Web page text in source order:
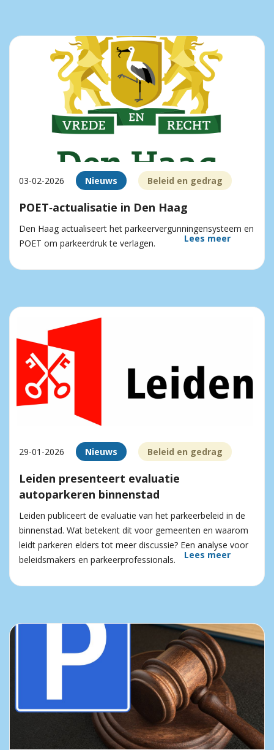
03-02-2026 Nieuws Beleid en gedrag
POET‑actualisatie in Den Haag
Den Haag actualiseert het parkeervergunningensysteem en
POET om parkeerdruk te verlagen.
Lees meer
29-01-2026 Nieuws Beleid en gedrag
Leiden presenteert evaluatie
autoparkeren binnenstad
Leiden publiceert de evaluatie van het parkeerbeleid in de
binnenstad. Wat betekent dit voor gemeenten en waarom
leidt parkeren elders tot meer discussie? Een analyse voor
beleidsmakers en parkeerprofessionals.
Lees meer